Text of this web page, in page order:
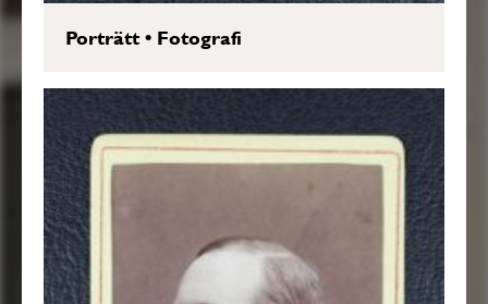
Porträtt• Fotografi